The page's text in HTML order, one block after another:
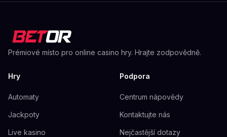
Prémiové místo pro online casino hry. Hrajte zodpovědně.
Hry
Automaty
Jackpoty
Live kasino
Podpora
Centrum nápovědy
Kontaktujte nás
Nejčastější dotazy